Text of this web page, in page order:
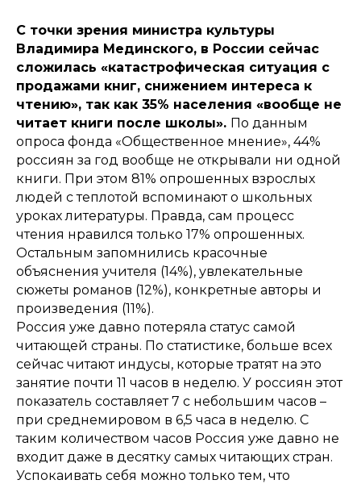
С точки зрения министра культуры
Владимира Мединского, в России сейчас
сложилась «катастрофическая ситуация с
продажами книг, снижением интереса к
чтению», так как 35% населения «вообще не
читает книги после школы». По данным
опроса фонда «Общественное мнение», 44%
россиян за год вообще не открывали ни одной
книги. При этом 81% опрошенных взрослых
людей с теплотой вспоминают о школьных
уроках литературы. Правда, сам процесс
чтения нравился только 17% опрошенных.
Остальным запомнились красочные
объяснения учителя (14%), увлекательные
сюжеты романов (12%), конкретные авторы и
произведения (11%).
Россия уже давно потеряла статус самой
читающей страны. По статистике, больше всех
сейчас читают индусы, которые тратят на это
занятие почти 11 часов в неделю. У россиян этот
показатель составляет 7 с небольшим часов –
при среднемировом в 6,5 часа в неделю. С
таким количеством часов Россия уже давно не
входит даже в десятку самых читающих стран.
Успокаивать себя можно только тем, что